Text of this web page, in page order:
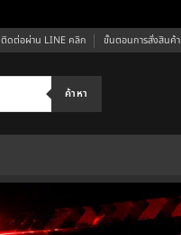
ติดต่อผ่าน LINE คลิก ขั้นตอนการสั่งสินค้า
ค้าหา